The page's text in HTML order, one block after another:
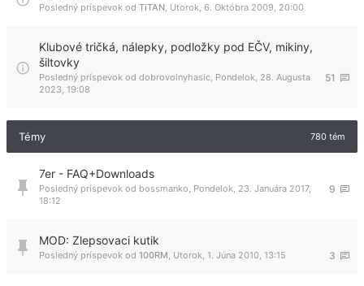
Posledný príspevok od TiTAN Utorok, 6. Októbra 2009, 20:00
Klubové tričká, nálepky, podložky pod EČV, mikiny,
šiltovky
51
Posledný príspevok od dobrovolnyhasic Pondelok, 28. Augusta
2023, 19:08
Témy 780 tém
7er - FAQ+Downloads
9
Posledný príspevok od bossmanko Pondelok, 23. Januára 2017,
18:12
MOD: Zlepsovaci kutik
3
Posledný príspevok od 100RM Utorok, 1. Júna 2010, 13:15